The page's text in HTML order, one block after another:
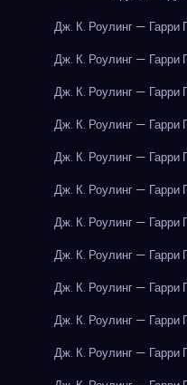
Дж. К. Роулинг — Гарри
Дж. К. Роулинг — Гарри
Дж. К. Роулинг — Гарри
Дж. К. Роулинг — Гарри
Дж. К. Роулинг — Гарри
Дж. К. Роулинг — Гарри
Дж. К. Роулинг — Гарри
Дж. К. Роулинг — Гарри
Дж. К. Роулинг — Гарри
Дж. К. Роулинг — Гарри
Дж. К. Роулинг — Гарри